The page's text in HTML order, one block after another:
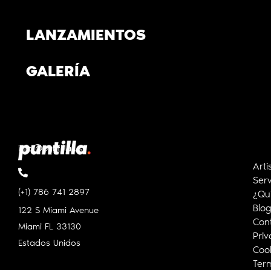
LANZAMIENTOS
GALERÍA
info@puntilla.us
(+1) 786 741 2897
122 S Miami Avenue
Miami FL 33130
Estados Unidos